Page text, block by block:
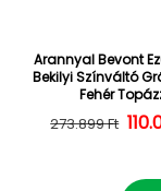
Arannyal Bevont
Bekilyi Színváltó
Fehér
273.899 Ft